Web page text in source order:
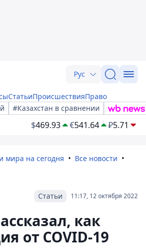
Рус
СтатьиПроисшествияПраво
#Казахстан в сравнении
$469.93 €541.64 ₽5.71
мира на сегодня
Все новости
11:17, 12 октября 2022
Статьи
как
от COVID-19